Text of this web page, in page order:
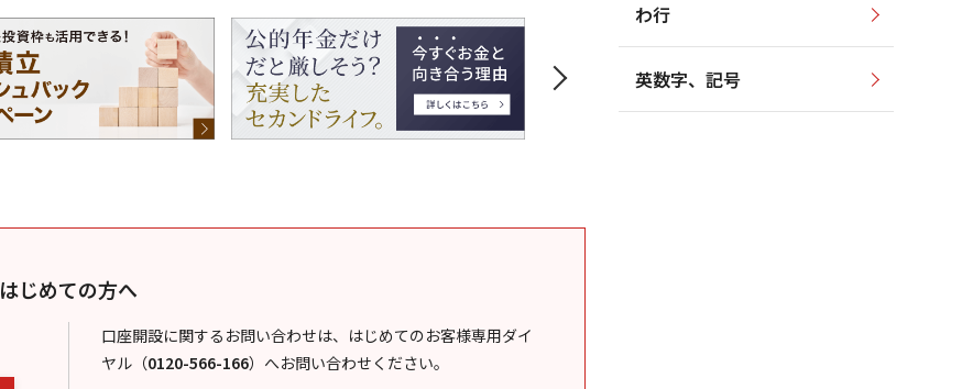
はじめての方へ
口座開設に関するお問い合わせは、はじめてのお客様専用ダイ
ヤル （0120-566-166） へお問い合わせください。
わ行
英数字、記号